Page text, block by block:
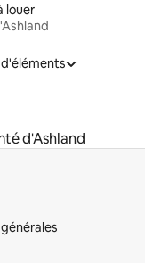
louer
d'Ashland